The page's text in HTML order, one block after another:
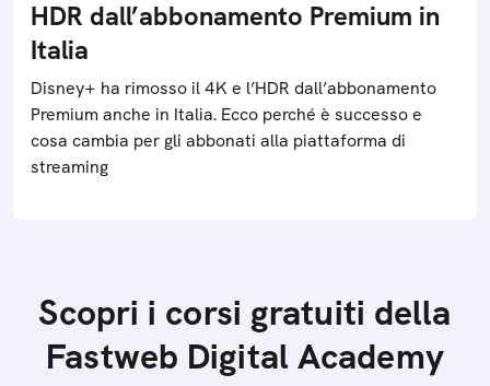
HDR dall’abbonamento Premium in
Italia
Disney+ ha rimosso il 4K e l’HDR dall’abbonamento
Premium anche in Italia. Ecco perché è successo e
cosa cambia per gli abbonati alla piattaforma di
streaming
Scopri i corsi gratuiti della
Fastweb Digital Academy